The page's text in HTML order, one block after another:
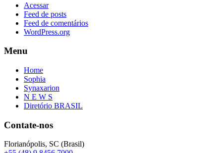
Acessar
Feed de posts
Feed de comentários
WordPress.org
Menu
Home
Sophia
Synaxarion
N E W S
Diretório BRASIL
Contate-nos
Florianópolis, SC (Brasil)